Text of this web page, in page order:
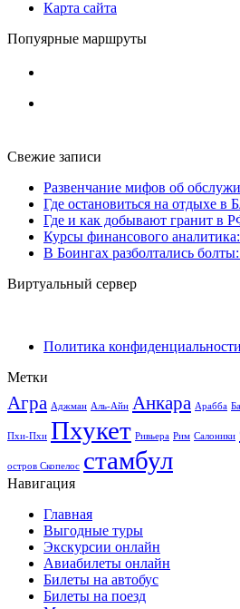
Карта сайта
Попуярные маршруты
Свежие записи
Развенчание мифов об
Где остановиться на отдыхе в
Где и как добывают гранит в
Курсы финансового
В Боингах разболтались
Виртуальный сервер
Политика конфиденциальности
Метки
Агра Аджман Аль-Айн Анкара Арабба
Пхи-Пхи Пхукет Ривьера Рим Салоники
остров Скопелос стамбул
Навигация
Главная
Выгодные туры
Экскурсии онлайн
Авиабилеты онлайн
Билеты на автобус
Билеты на поезд